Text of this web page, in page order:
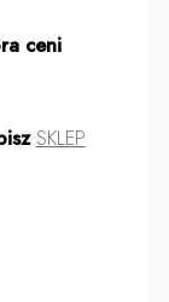
ceni
SKLEP